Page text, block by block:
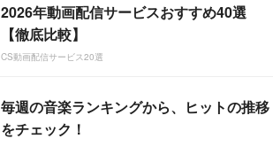
2026年動画配信サービスおすすめ40選
【徹底比較】
CS動画配信サービス20選
毎週の音楽ランキングから、ヒットの推移
をチェック！